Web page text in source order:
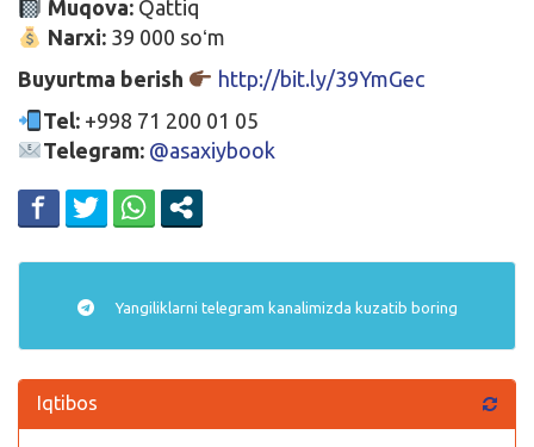
Muqova:Qattiq
Narxi:39 000 soʻm
Buyurtma berish
http://bit.ly/39YmGec
Tel:+998 71 200 01 05
Telegram: @asaxiybook
Yangiliklarni telegram kanalimizda kuzatib boring
Iqtibos